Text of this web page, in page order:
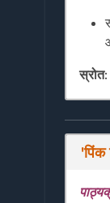
स्रोत:
'पिंक